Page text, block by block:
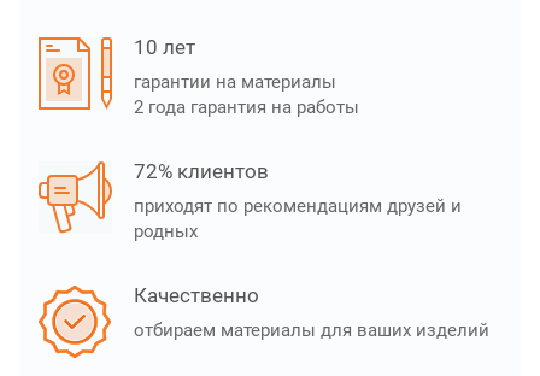
10 лет
гарантии на материалы
2 года гарантия на работы
72% клиентов
приходят по рекомендациям друзей и
родных
Качественно
отбираем материалы для ваших изделий